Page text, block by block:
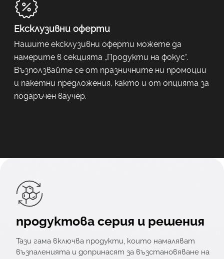
Ексклузивни оферти
Нашите ексклузивни оферти можете да
намерите в секцията „Продукти на фокус“.
Възползвайте се от празничните ни промоции
и пакетни предложения, както и от опцията за
подаръчен ваучер.
продуктова серия и решения
Тази гама включва продукти, които намаляват
възпаленията и допринасят за възстановяване на